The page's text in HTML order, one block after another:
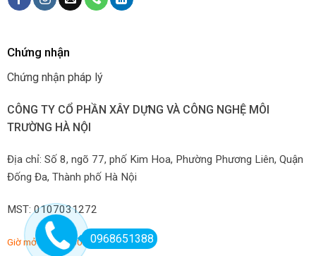
Chứng nhận
Chứng nhận pháp lý
CÔNG TY CỔ PHẦN XÂY DỰNG VÀ CÔNG NGHỆ MÔI
TRƯỜNG HÀ NỘI
Địa chỉ: Số 8, ngõ 77, phố Kim Hoa, Phường Phương Liên, Quận
Đống Đa, Thành phố Hà Nội
MST: 0107031272
Giờ mở hàng: 7:00-22:00 hàng ngày
0968651388